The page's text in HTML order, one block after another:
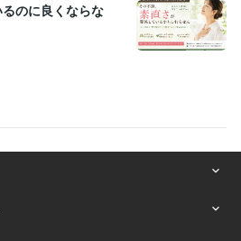
るのに良くならな